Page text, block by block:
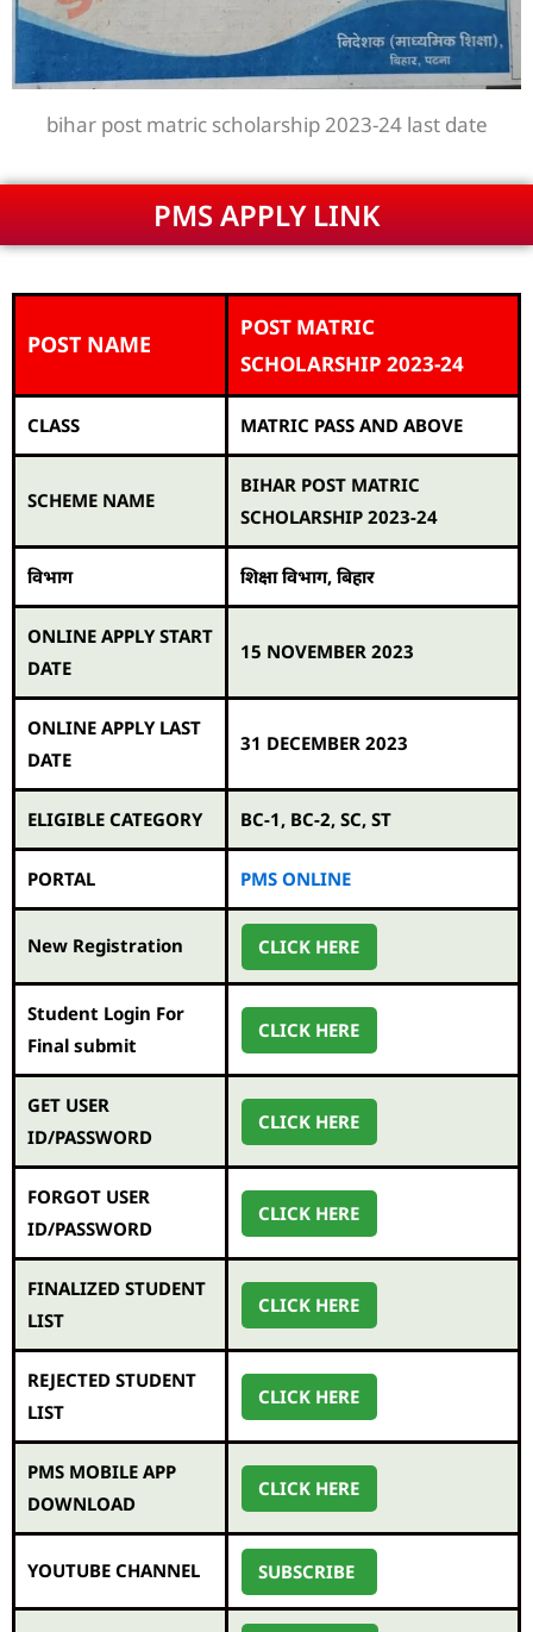
bihar post matric scholarship 2023-24 last date
PMS APPLY LINK
POST NAME
POST MATRIC
SCHOLARSHIP 2023-24
CLASS MATRIC PASS AND ABOVE
SCHEME NAME
BIHAR POST MATRIC
SCHOLARSHIP 2023-24
विभाग शिक्षा विभाग, बिहार
ONLINE APPLY START
DATE
15 NOVEMBER 2023
ONLINE APPLY LAST
DATE
31 DECEMBER 2023
ELIGIBLE CATEGORY BC-1, BC-2, SC, ST
PORTAL PMS ONLINE
New Registration CLICK HERE
Student Login For
Final submit
CLICK HERE
GET USER
ID/PASSWORD
CLICK HERE
FORGOT USER
ID/PASSWORD
CLICK HERE
FINALIZED STUDENT
LIST
CLICK HERE
REJECTED STUDENT
LIST
CLICK HERE
PMS MOBILE APP
DOWNLOAD
CLICK HERE
YOUTUBE CHANNEL SUBSCRIBE